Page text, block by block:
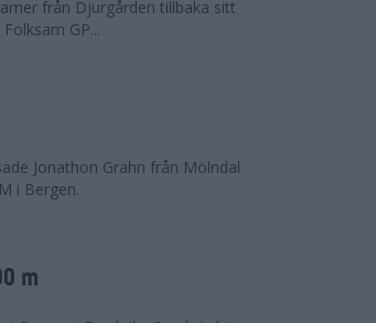
från Djurgården tillbaka sitt
GP...
Jonathon Grahn från Mölndal
i Bergen.
m